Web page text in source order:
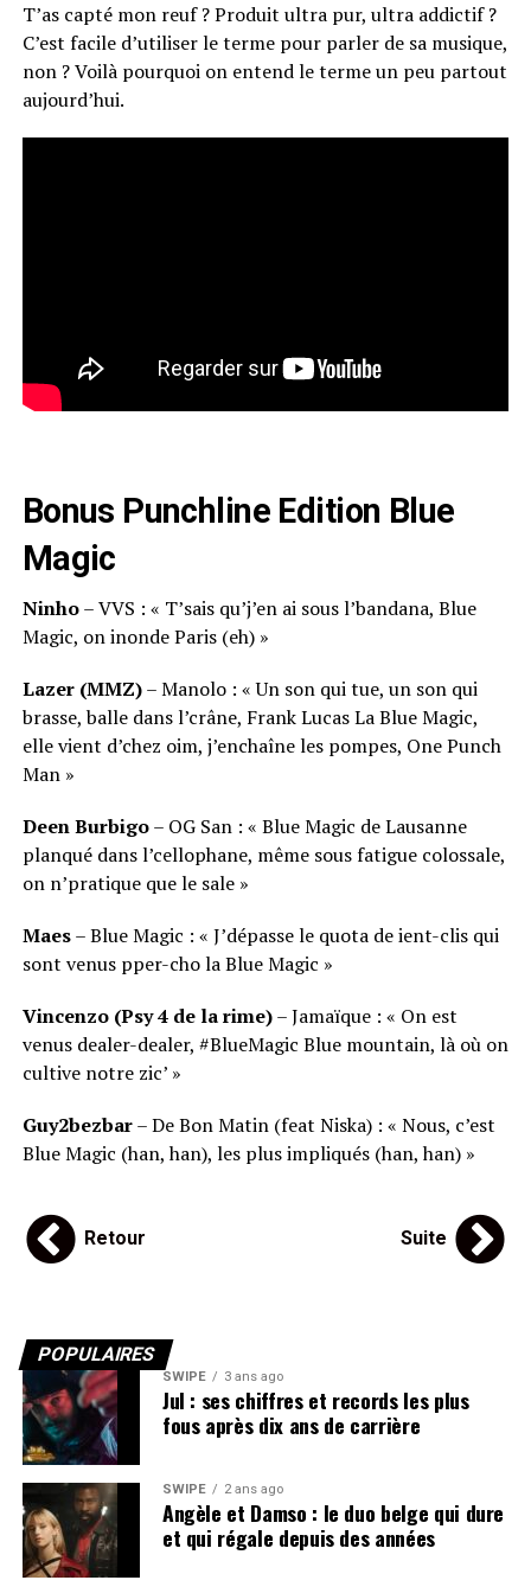
T’as capté mon reuf ? Produit ultra pur, ultra addictif ?
C’est facile d’utiliser le terme pour parler de sa musique,
non ? Voilà pourquoi on entend le terme un peu partout
aujourd’hui.
Bonus Punchline Edition Blue
Magic
Ninho– VVS : « T’sais qu’j’en ai sous l’bandana, Blue
Magic, on inonde Paris (eh) »
Lazer (MMZ)– Manolo : « Un son qui tue, un son qui
brasse, balle dans l’crâne, Frank Lucas La Blue Magic,
elle vient d’chez oim, j’enchaîne les pompes, One Punch
Man »
Deen Burbigo– OG San : « Blue Magic de Lausanne
planqué dans l’cellophane, même sous fatigue colossale,
on n’pratique que le sale »
Maes– Blue Magic : « J’dépasse le quota de ient-clis qui
sont venus pper-cho la Blue Magic »
Vincenzo (Psy 4 de la rime)– Jamaïque : « On est
venus dealer-dealer, #BlueMagic Blue mountain, là où on
cultive notre zic’ »
Guy2bezbar– De Bon Matin (feat Niska) : « Nous, c’est
Blue Magic (han, han), les plus impliqués (han, han) »
Retour Suite
POPULAIRES
SWIPE 3 ans ago
Jul : ses chiffres et records les plus
fous après dix ans de carrière
SWIPE 2 ans ago
Angèle et Damso : le duo belge qui dure
et qui régale depuis des années